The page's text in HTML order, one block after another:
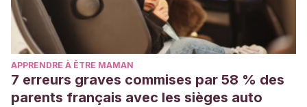
APPRENDRE À ÊTRE MAMAN
7 erreurs graves commises par 58 % des
parents français avec les sièges auto